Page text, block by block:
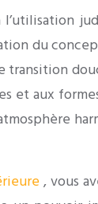
du
aux
, vous